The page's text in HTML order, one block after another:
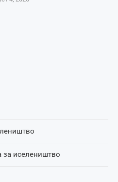
за иселеништво